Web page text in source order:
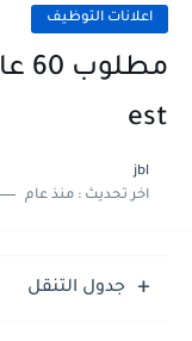
اعلانات التوظيف
est
jbl
اخر تحديث :منذ عام
جدول التنقل